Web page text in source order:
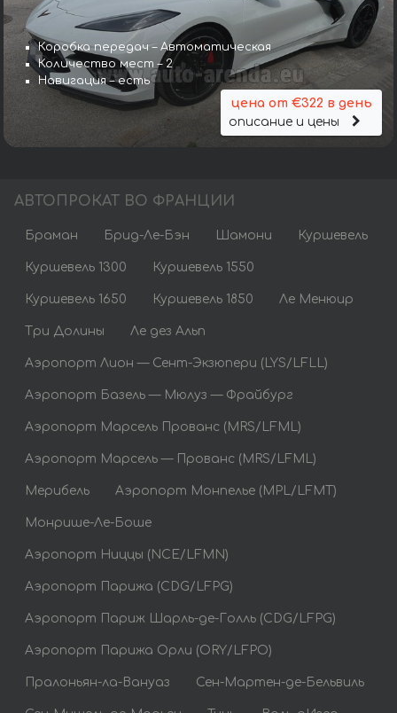
Коробка передач – Автоматическая
Количество мест – 2
Навигация – есть
цена от €322 в день
описание и цены
АВТОПРОКАТ ВО ФРАНЦИИ
Браман Брид-Ле-Бэн Шамони Куршевель
Куршевель 1300 Куршевель 1550
Куршевель 1650 Куршевель 1850 Ле Менюир
Три Долины Ле дез Альп
Аэропорт Лион — Сент-Экзюпери (LYS/LFLL)
Аэропорт Базель — Мюлуз — Фрайбург
Аэропорт Марсель Прованс (MRS/LFML)
Аэропорт Марсель — Прованс (MRS/LFML)
Мерибель Аэропорт Монпелье (MPL/LFMT)
Монрише-Ле-Боше
Аэропорт Ниццы (NCE/LFMN)
Аэропорт Парижа (CDG/LFPG)
Аэропорт Париж Шарль-де-Голль (CDG/LFPG)
Аэропорт Парижа Орли (ORY/LFPO)
Пралоньян-ла-Вануаз Сен-Мартен-де-Бельвиль